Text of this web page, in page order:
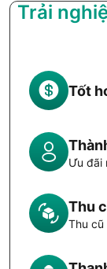
Trải
Tốt
Ưu đãi
Thu
Thu cũ